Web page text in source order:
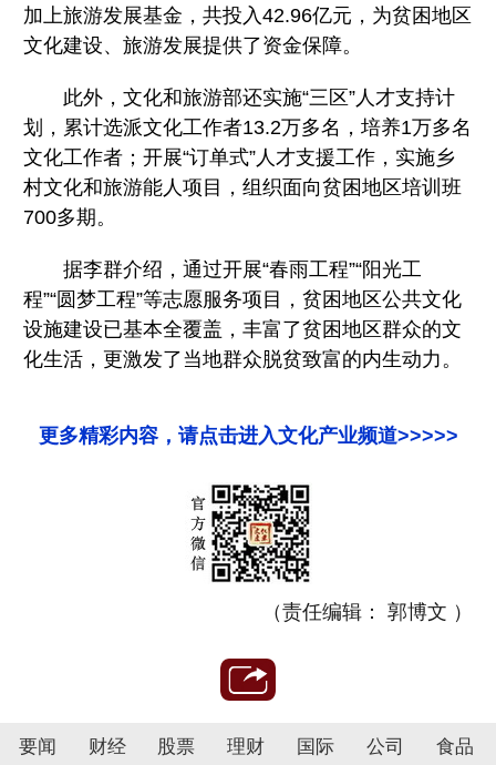
加上旅游发展基金，共投入42.96亿元，为贫困地区
文化建设、旅游发展提供了资金保障。
此外，文化和旅游部还实施“三区”人才支持计
划，累计选派文化工作者13.2万多名，培养1万多名
文化工作者；开展“订单式”人才支援工作，实施乡
村文化和旅游能人项目，组织面向贫困地区培训班
700多期。
据李群介绍，通过开展“春雨工程”“阳光工
程”“圆梦工程”等志愿服务项目，贫困地区公共文化
设施建设已基本全覆盖，丰富了贫困地区群众的文
化生活，更激发了当地群众脱贫致富的内生动力。
更多精彩内容，请点击进入文化产业频道>>>>>
（责任编辑： 郭博文 ）
要闻 财经 股票 理财 国际 公司 食品